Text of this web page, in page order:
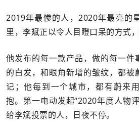
2019年最惨的人，2020年最亮的
里，李斌正以令人目瞪口呆的方式
他发布的每一款产品，做的每一件
的白发，和眼角新增的皱纹，都被
记；他每到一个城市，都有蔚来
抱。第一电动发起“2020年度人物
给李斌投票的人，日夜不停。